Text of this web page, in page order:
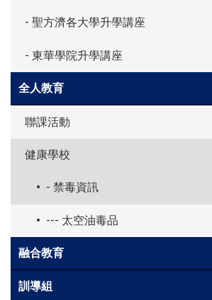
- 聖方濟各大學升學講座
- 東華學院升學講座
全人教育
聯課活動
健康學校
- 禁毒資訊
--- 太空油毒品
融合教育
訓導組